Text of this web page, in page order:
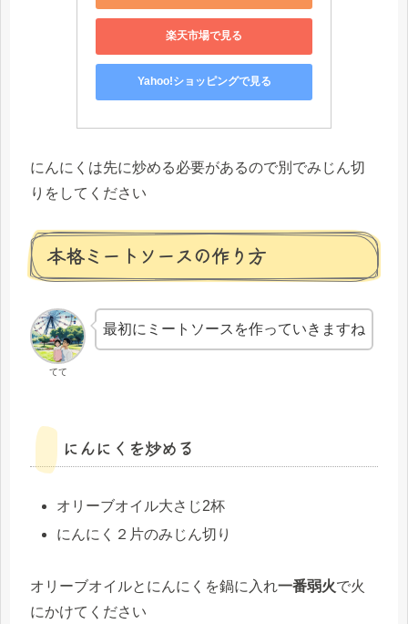
楽天市場で見る
Yahoo!ショッピングで見る
にんにくは先に炒める必要があるので別でみじん切
りをしてください
本格ミートソースの作り方
てて
最初にミートソースを作っていきますね
にんにくを炒める
オリーブオイル大さじ2杯
にんにく２片のみじん切り
オリーブオイルとにんにくを鍋に入れ一番弱火で火
にかけてください